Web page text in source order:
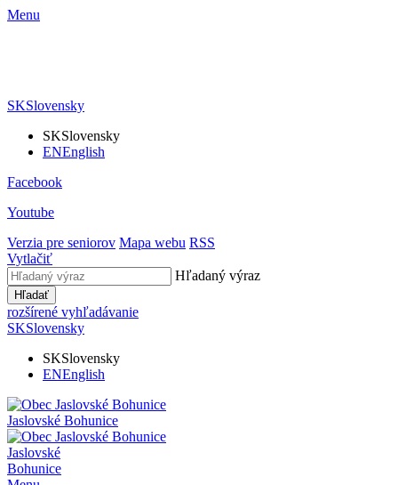
Menu
SKSlovensky
SKSlovensky
ENEnglish
Facebook
Youtube
Verzia pre seniorov Mapa webu RSS
Vytlačiť
Hľadaný výraz
Hľadať
rozšírené vyhľadávanie
SKSlovensky
SKSlovensky
ENEnglish
Jaslovské Bohunice
Jaslovské
Bohunice